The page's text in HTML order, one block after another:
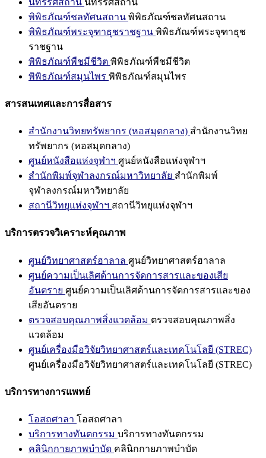
พิพิธภัณฑ์ชลทัศนสถาน พิพิธภัณฑ์ชลทัศนสถาน
พิพิธภัณฑ์พระจุฑาธุชราชฐาน พิพิธภัณฑ์พระจุฑาธุช
ราชฐาน
พิพิธภัณฑ์พืชมีชีวิต พิพิธภัณฑ์พืชมีชีวิต
พิพิธภัณฑ์สมุนไพร พิพิธภัณฑ์สมุนไพร
สารสนเทศและการสื่อสาร
สำนักงานวิทยทรัพยากร (หอสมุดกลาง) สำนักงานวิทย
ทรัพยากร (หอสมุดกลาง)
ศูนย์หนังสือแห่งจุฬาฯ ศูนย์หนังสือแห่งจุฬาฯ
สำนักพิมพ์จุฬาลงกรณ์มหาวิทยาลัย สำนักพิมพ์
จุฬาลงกรณ์มหาวิทยาลัย
สถานีวิทยุแห่งจุฬาฯ สถานีวิทยุแห่งจุฬาฯ
บริการตรวจวิเคราะห์คุณภาพ
ศูนย์วิทยาศาสตร์ฮาลาล ศูนย์วิทยาศาสตร์ฮาลาล
ศูนย์ความเป็นเลิศด้านการจัดการสารและของเสีย
อันตราย ศูนย์ความเป็นเลิศด้านการจัดการสารและของ
เสียอันตราย
ตรวจสอบคุณภาพสิ่งแวดล้อม ตรวจสอบคุณภาพสิ่ง
แวดล้อม
ศูนย์เครื่องมือวิจัยวิทยาศาสตร์และเทคโนโลยี (STREC)
ศูนย์เครื่องมือวิจัยวิทยาศาสตร์และเทคโนโลยี (STREC)
บริการทางการแพทย์
โอสถศาลา โอสถศาลา
บริการทางทันตกรรม บริการทางทันตกรรม
คลินิกกายภาพบำบัด คลินิกกายภาพบำบัด